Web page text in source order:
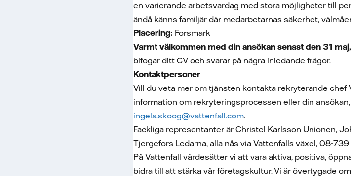
en varierande arbetsvardag med stora möjligheter till
ändå känns familjär där medarbetarnas säkerhet,
Placering: Forsmark
Varmt välkommen med din ansökan senast den 31
bifogar ditt CV och svarar på några inledande frågor.
Kontaktpersoner
Vill du veta mer om tjänsten kontakta rekryterande chef
information om rekryteringsprocessen eller din
ingela.skoog@vattenfall.com.
Fackliga representanter är Christel Karlsson Unionen,
Tjergefors Ledarna, alla nås via Vattenfalls växel, 08-
På Vattenfall värdesätter vi att vara aktiva, positiva,
bidra till att stärka vår företagskultur. Vi är övertygade